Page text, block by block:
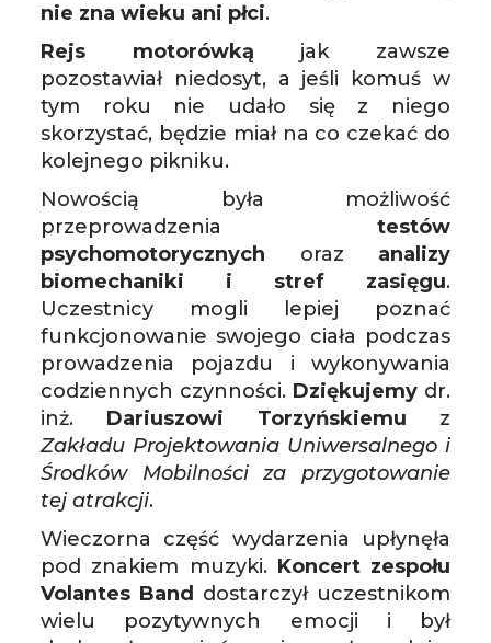
nie zna wieku ani płci.
Rejs motorówką jak zawsze
pozostawiał niedosyt, a jeśli komuś w
tym roku nie udało się z niego
skorzystać, będzie miał na co czekać do
kolejnego pikniku.
Nowością była możliwość
przeprowadzenia testów
psychomotorycznych oraz analizy
biomechaniki i stref zasięgu.
Uczestnicy mogli lepiej poznać
funkcjonowanie swojego ciała podczas
prowadzenia pojazdu i wykonywania
codziennych czynności. Dziękujemydr.
inż. Dariuszowi Torzyńskiemu z
Zakładu Projektowania Uniwersalnego i
Środków Mobilności za przygotowanie
tej atrakcji.
Wieczorna część wydarzenia upłynęła
pod znakiem muzyki. Koncert zespołu
Volantes Band dostarczył uczestnikom
wielu pozytywnych emocji i był